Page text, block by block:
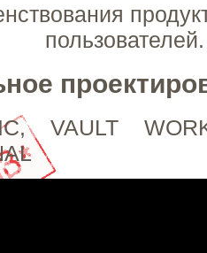
пользователей.
VAULT